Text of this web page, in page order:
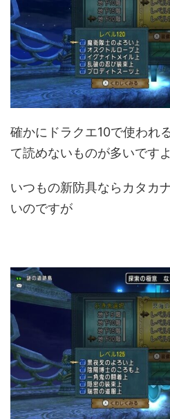
確かにドラクエ10で使われ
て読めないものが多いです
いつもの新防具ならカタカ
いのですが